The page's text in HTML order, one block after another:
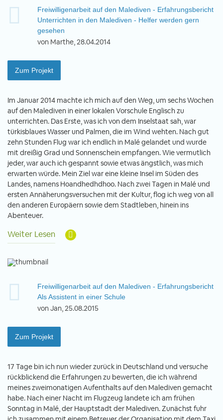
Freiwilligenarbeit auf den Malediven - Erfahrungsbericht
Unterrichten in den Malediven - Helfer werden gern
gesehen
von Marthe, 28.04.2014
Zum Projekt
Im Januar 2014 machte ich mich auf den Weg, um sechs Wochen
auf den Malediven in einer lokalen Vorschule Englisch zu
unterrichten. Das Erste, was ich von dem Inselstaat sah, war
türkisblaues Wasser und Palmen, die im Wind wehten. Nach gut
zehn Stunden Flug war ich endlich in Malé gelandet und wurde
mit dreißig Grad und Sonnenschein empfangen. Wie vermutlich
jeder, war auch ich gespannt sowie etwas ängstlich, was mich
erwarten würde. Mein Ziel war eine kleine Insel im Süden des
Landes, namens Hoandhedhdhoo. Nach zwei Tagen in Malé und
ersten Annäherungsversuchen mit der Kultur, flog ich weg von all
den anderen Europäern sowie dem Stadtleben, hinein ins
Abenteuer.
Weiter Lesen
Freiwilligenarbeit auf den Malediven - Erfahrungsbericht
Als Assistent in einer Schule
von Jan, 25.08.2015
Zum Projekt
17 Tage bin ich nun wieder zurück in Deutschland und versuche
rückblickend die Erfahrungen zu bewerten, die ich während
meines zweimonatigen Aufenthalts auf den Malediven gemacht
habe. Nach einer Nacht im Flugzeug landete ich am frühen
Sonntag in Malé, der Hauptstadt der Malediven. Zunächst fuhr